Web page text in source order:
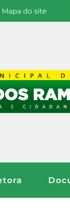
Mapa do site